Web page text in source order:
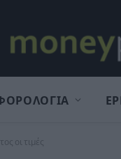
οι τιμές